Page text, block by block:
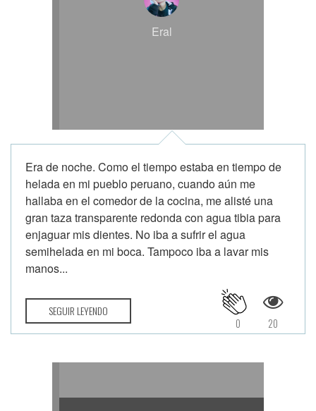
Eral
Era de noche. Como el tiempo estaba en tiempo de
helada en mi pueblo peruano, cuando aún me
hallaba en el comedor de la cocina, me alisté una
gran taza transparente redonda con agua tibia para
enjaguar mis dientes. No iba a sufrir el agua
semihelada en mi boca. Tampoco iba a lavar mis
manos...
SEGUIR LEYENDO
20
0